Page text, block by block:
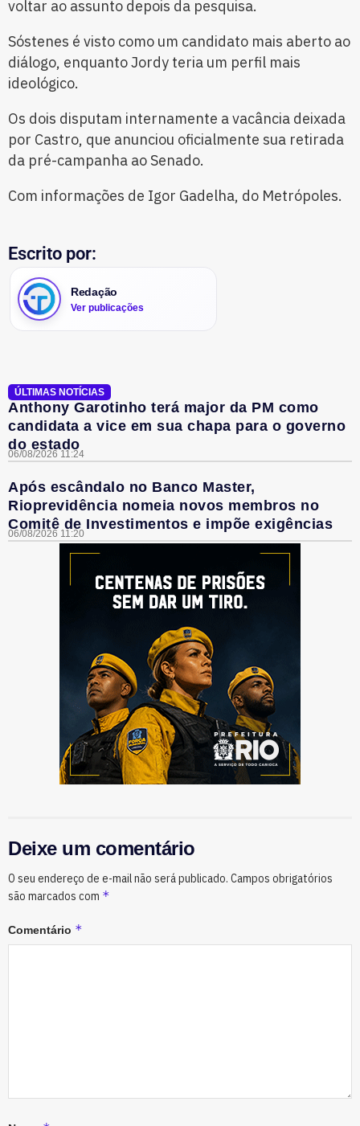
voltar ao assunto depois da pesquisa.
Sóstenes é visto como um candidato mais aberto ao
diálogo, enquanto Jordy teria um perfil mais
ideológico.
Os dois disputam internamente a vacância deixada
por Castro, que anunciou oficialmente sua retirada
da pré-campanha ao Senado.
Com informações de Igor Gadelha, do Metrópoles.
Escrito por:
Redação
Ver publicações
ÚLTIMAS NOTÍCIAS
Anthony Garotinho terá major da PM como
candidata a vice em sua chapa para o governo
do estado
06/08/2026 11:24
Após escândalo no Banco Master,
Rioprevidência nomeia novos membros no
Comitê de Investimentos e impõe exigências
06/08/2026 11:20
Deixe um comentário
O seu endereço de e-mail não será publicado. Campos obrigatórios
são marcados com *
Comentário *